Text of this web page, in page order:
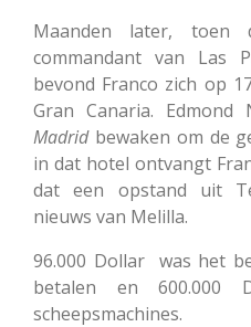
Maanden later, toen
commandant van Las
bevond Franco zich op
Gran Canaria. Edmond
Madridbewaken om de
in dat hotel ontvangt
dat een opstand uit
nieuws van Melilla.
96.000 Dollar was het
betalen en 600.000
scheepsmachines.